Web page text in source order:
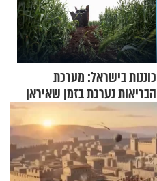
כוננות בישראל: מערכת
הבריאות נערכת בזמן שאיראן
מאיימת על הבריטים